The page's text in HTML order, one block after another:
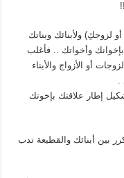
ولأبنائك وبناتك
وأخواتك .. فأغلب
أو الأزواج والأبناء
.
إطار علاقتك بإخوتك
بين أبنائك والقطيعة تدب